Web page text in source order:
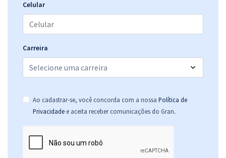
Celular
Carreira
Ao cadastrar-se, você concorda com a nossa Política de
Privacidade e aceita receber comunicações do Gran.